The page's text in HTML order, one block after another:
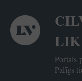
Portāls
Palīgs